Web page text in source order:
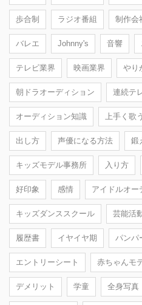
歩合制 ラジオ番組 制作会
バレエ Johnny's 音響
テレビ業界 映画業界 やり
朝ドラオーディション 連続テ
オーディション知識 上手く歌
出し方 声優になる方法 鍛
キッズモデル事務所 入り方
好印象 感情 アイドルオー
キッズダンススクール 芸能活
履歴書 イヤイヤ期 パンパ
エントリーシート 赤ちゃんモ
デメリット 学童 全身写真